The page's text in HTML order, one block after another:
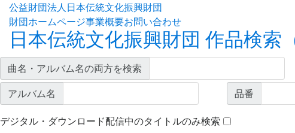
公益財団法人日本伝統文化振興財団
財団ホームページ事業概要お問い合わせ
日本伝統文化振興財団 作品検索
曲名・アルバム名の両方を検索
アルバム名 品番
デジタル・ダウンロード配信中のタイトルのみ検索